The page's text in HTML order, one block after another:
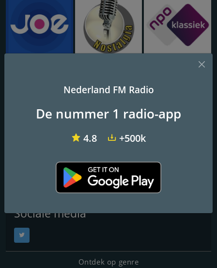
FunX Latin
Frequenties FM
: Online
Contactpersonen
http://www.funx.nl/radio
Sociale media
Ontdek op genre
Nederland FM Radio
De nummer 1 radio-app
4.8 +500k